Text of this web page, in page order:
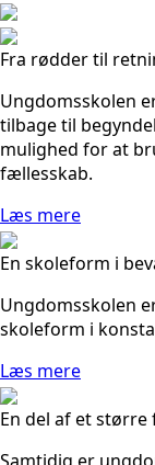
Fra rødder til
Ungdomsskolen
tilbage til
mulighed for at
fællesskab.
Læs mere
En skoleform i
Ungdomsskolen
skoleform i
Læs mere
En del af et